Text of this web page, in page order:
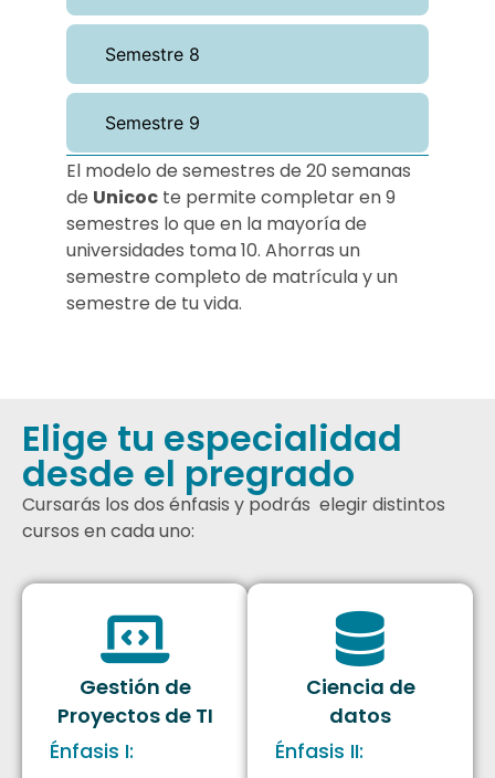
Semestre 8
Semestre 9
El modelo de semestres de 20 semanas
de Unicoc te permite completar en 9
semestres lo que en la mayoría de
universidades toma 10. Ahorras un
semestre completo de matrícula y un
semestre de tu vida.
Elige tu especialidad
desde el pregrado
Cursarás los dos énfasis y podrás elegir distintos
cursos en cada uno:
Gestión de
Proyectos de TI
Énfasis I:
Ciencia de
datos
Énfasis II: